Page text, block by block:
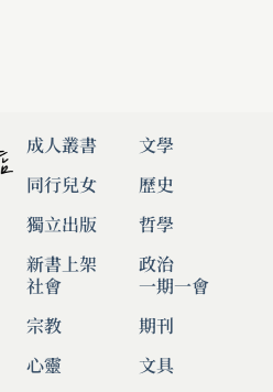
成人叢書
同行兒女
獨立出版
新書上架
文學
歷史
哲學
政治
社會
宗教
心靈
一期一會
期刊
文具